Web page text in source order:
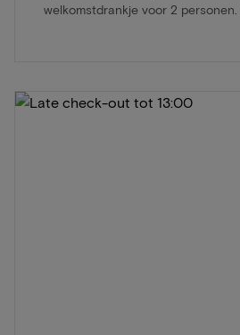
welkomstdrankje voor 2